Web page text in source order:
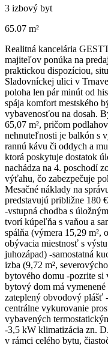
3 izbový byt
65.07 m²
Realitná kancelária
majiteľov ponúka na
praktickou dispozíciou,
Sladovníckej ulici v
poloha len pár minút od
spája komfort mestského
vybavenosťou na dosah.
65,07 m², pričom
nehnuteľnosti je balkón s
rannú kávu či oddych a
ktorá poskytuje dostatok
nachádza na 4. poschodí
výťahu, čo zabezpečuje
Mesačné náklady na
predstavujú približne 180
-vstupná chodba s
tvorí kúpeľňa s vaňou a
spálňa (výmera 15,29 m²,
obývacia miestnosť s
juhozápad) -samostatná
izba (9,72 m²,
bytového domu -pozrite
bytový dom má vymenené
zateplený obvodový plášť
centrálne vykurovanie
vybavených
-3,5 kW klimatizácia zn.
v rámci celého bytu,